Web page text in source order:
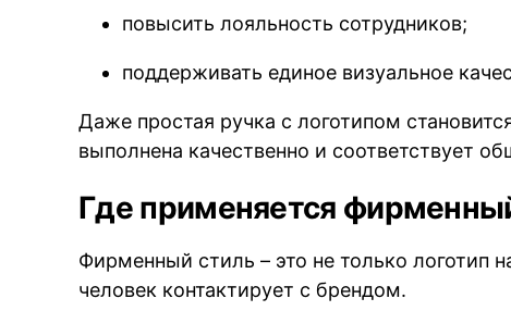
повысить лояльность сотрудников;
поддерживать единое визуальное
Даже простая ручка с логотипом
выполнена качественно и соответствует
Где применяется
Фирменный стиль – это не только логотип
человек контактирует с брендом.